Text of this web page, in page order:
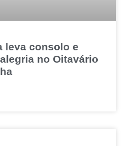
leva consolo e
no Oitavário